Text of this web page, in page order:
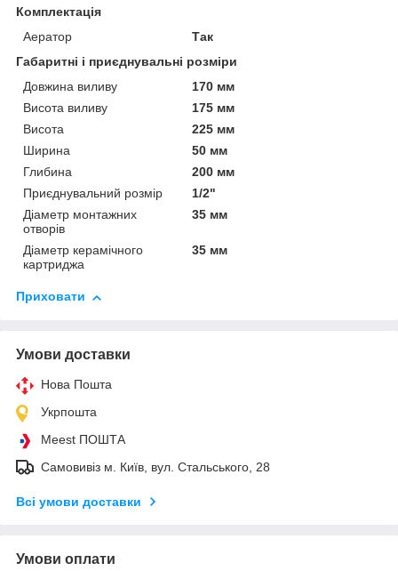
Комплектація
Аератор
Так
Габаритні і приєднувальні розміри
Довжина виливу
170 мм
Висота виливу
175 мм
Висота
225 мм
Ширина
50 мм
Глибина
200 мм
Приєднувальний розмір
1/2"
Діаметр монтажних
отворів
35 мм
Діаметр керамічного
картриджа
35 мм
Приховати
Умови доставки
Нова Пошта
Укрпошта
Meest ПОШТА
Самовивіз м. Київ, вул. Стальського, 28
Всі умови доставки
Умови оплати